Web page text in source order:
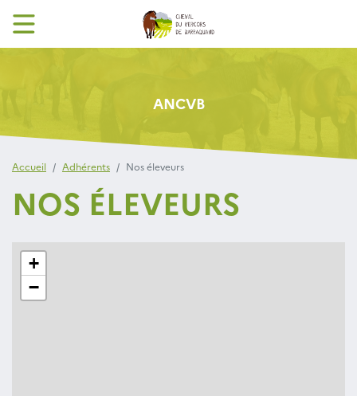
ANCVB
Accueil Adhérents Nos éleveurs
NOS ÉLEVEURS
+
−